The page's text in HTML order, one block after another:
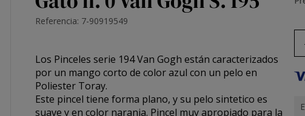
Referencia: 7-90919549
Los Pinceles serie 194 Van Goghestán caracterizados
por un mango corto de color azul con un pelo en
Poliester Toray.
Este pincel tiene forma plano, y su pelo sintetico es
suave y en color naranja. Pincel muy apropiado para la